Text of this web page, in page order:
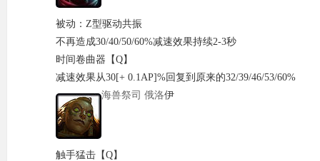
被动：Z型驱动共振
不再造成30/40/50/60%减速效果持续2-3秒
时间卷曲器【Q】
减速效果从30[+ 0.1AP]%回复到原来的32/39/46/53/60%
海兽祭司 俄洛伊
触手猛击【Q】